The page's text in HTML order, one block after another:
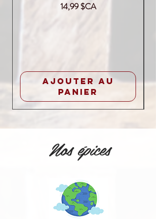
Prix
14,99 $CA
Ajouter au
panier
Nos épices